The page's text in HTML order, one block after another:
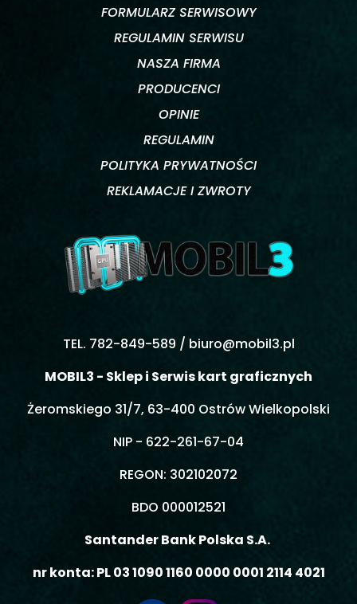
FORMULARZ SERWISOWY
REGULAMIN SERWISU
NASZA FIRMA
PRODUCENCI
OPINIE
REGULAMIN
POLITYKA PRYWATNOŚCI
REKLAMACJE I ZWROTY
TEL. 782-849-589 / biuro@mobil3.pl
MOBIL3 - Sklep i Serwis kart graficznych
Żeromskiego 31/7, 63-400 Ostrów Wielkopolski
NIP - 622-261-67-04
REGON: 302102072
BDO 000012521
Santander Bank Polska S.A.
nr konta: PL 03 1090 1160 0000 0001 2114 4021